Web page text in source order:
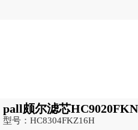
pall颇尔滤芯
型号：HC8304FKZ16H